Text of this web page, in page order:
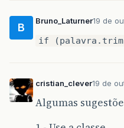
B
Bruno_Laturner19 de
if
cristian_clever19 de
Algumas